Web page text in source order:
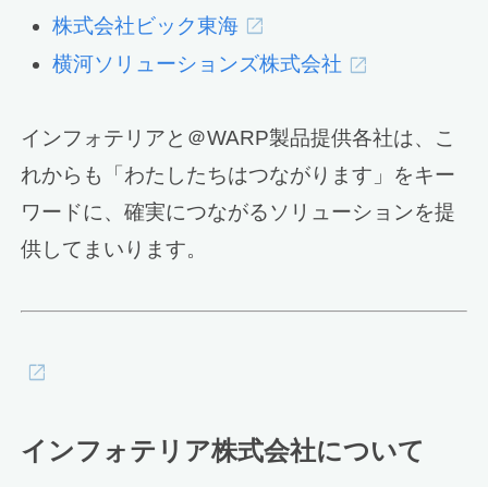
株式会社ビック東海
横河ソリューションズ株式会社
インフォテリアと＠WARP製品提供各社は、こ
れからも「わたしたちはつながります」をキー
ワードに、確実につながるソリューションを提
供してまいります。
インフォテリア株式会社について